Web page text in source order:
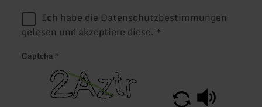
Ich habe die Datenschutzbestimmungen
gelesen und akzeptiere diese. *
Captcha *